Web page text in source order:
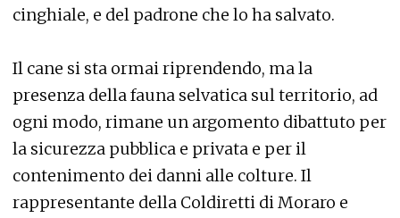
cinghiale, e del padrone che lo ha salvato.
Il cane si sta ormai riprendendo, ma la
presenza della fauna selvatica sul territorio, ad
ogni modo, rimane un argomento dibattuto per
la sicurezza pubblica e privata e per il
contenimento dei danni alle colture. Il
rappresentante della Coldiretti di Moraro e